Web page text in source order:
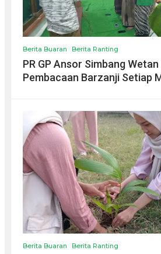
Berita Buaran Berita Ranting
PR GP Ansor Simbang
Pembacaan Barzanji Setiap
Berita Buaran Berita Ranting